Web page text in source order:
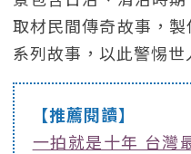
取材民間傳奇故事，
系列故事，以此警惕世
【推薦閱讀】
一拍就是十年 台灣